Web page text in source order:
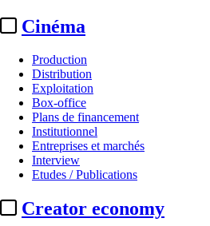
Cinéma
Production
Distribution
Exploitation
Box-office
Plans de financement
Institutionnel
Entreprises et marchés
Interview
Etudes / Publications
Creator economy